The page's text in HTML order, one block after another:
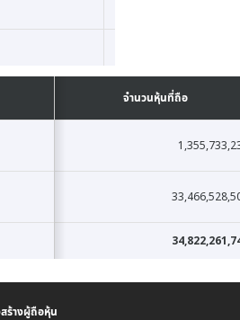
จำนวนหุ้นที่ถือ
ร้างผู้ถือหุ้น